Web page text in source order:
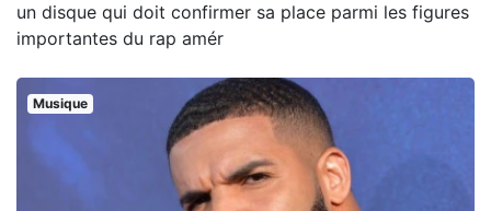
un disque qui doit confirmer sa place parmi les figures
importantes du rap amér
Musique